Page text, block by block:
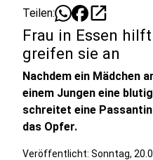
Teilen: open_in_new
Frau in Essen
greifen sie an
Nachdem ein Mädchen
einem Jungen eine
schreitet eine
das Opfer.
Veröffentlicht: Sonntag,